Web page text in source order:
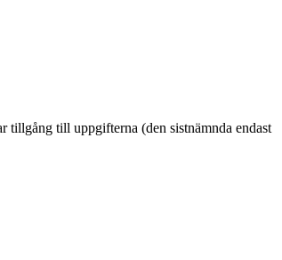
till uppgifterna (den sistnämnda endast